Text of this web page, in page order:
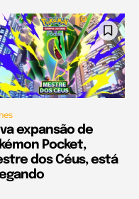
expansão de
Pocket,
dos Céus, está